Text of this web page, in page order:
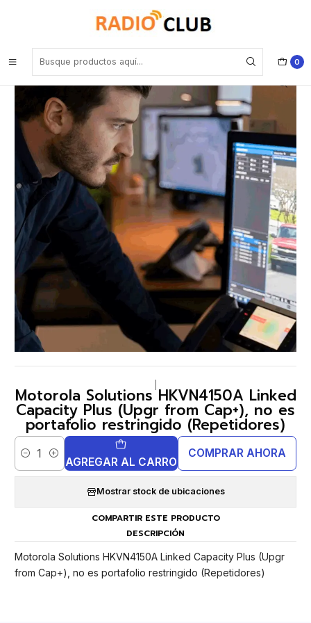
0
Motorola Solutions HKVN4150A Linked Capacity Plus (Upgr from
Cap+), no es portafolio restringido (Repetidores)
Motorola Solutions HKVN4150A Linked
Capacity Plus (Upgr from Cap+), no es
portafolio restringido (Repetidores)
Cantidad AGREGAR AL CARRO
COMPRAR AHORA
Mostrar stock de ubicaciones
COMPARTIR ESTE PRODUCTO
DESCRIPCIÓN
Motorola Solutions HKVN4150A Linked Capacity Plus (Upgr
from Cap+), no es portafolio restringido (Repetidores)